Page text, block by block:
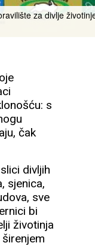
za divlje
s
čak
divljih
sjenica,
sve
bi
životinja